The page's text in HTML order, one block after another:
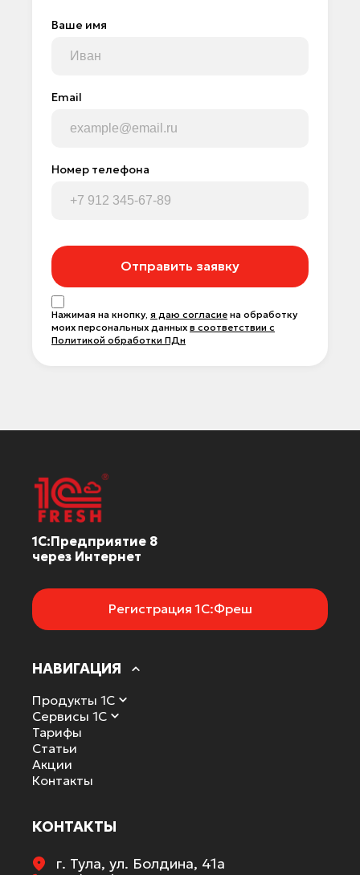
Ваше имя
Email
Номер телефона
Отправить заявку
Нажимая на кнопку, я даю согласие на обработку
моих персональных данных в соответствии с
Политикой обработки ПДн
1С:Предприятие 8
через Интернет
Регистрация 1С:Фреш
НАВИГАЦИЯ
Продукты 1С
Сервисы 1С
Тарифы
Статьи
Акции
Контакты
КОНТАКТЫ
г. Тула, ул. Болдина, 41а